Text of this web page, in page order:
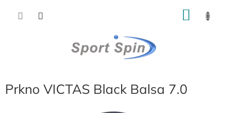
Prkno VICTAS Black Balsa 7.0